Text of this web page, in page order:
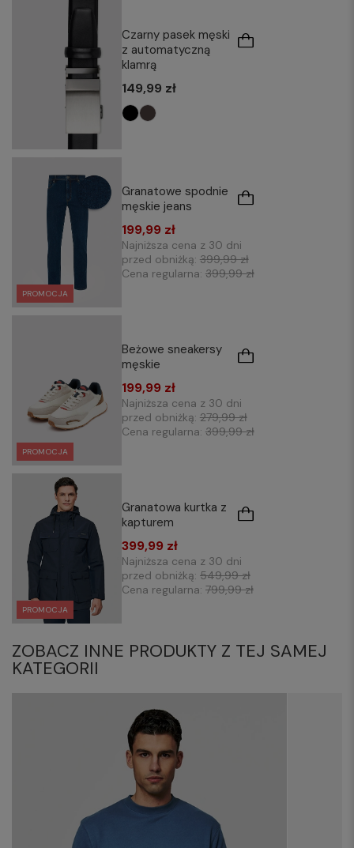
Czarny pasek męski
z automatyczną
klamrą
149,99 zł
PROMOCJA
Granatowe spodnie
męskie jeans
199,99 zł
Najniższa cena z 30 dni
przed obniżką: 399,99 zł
Cena regularna: 399,99 zł
PROMOCJA
Beżowe sneakersy
męskie
199,99 zł
Najniższa cena z 30 dni
przed obniżką: 279,99 zł
Cena regularna: 399,99 zł
PROMOCJA
Granatowa kurtka z
kapturem
399,99 zł
Najniższa cena z 30 dni
przed obniżką: 549,99 zł
Cena regularna: 799,99 zł
ZOBACZ INNE PRODUKTY Z TEJ SAMEJ
KATEGORII